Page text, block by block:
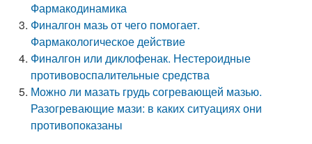
Фармакодинамика
Финалгон мазь от чего помогает.
Фармакологическое действие
Финалгон или диклофенак. Нестероидные
противовоспалительные средства
Можно ли мазать грудь согревающей мазью.
Разогревающие мази: в каких ситуациях они
противопоказаны